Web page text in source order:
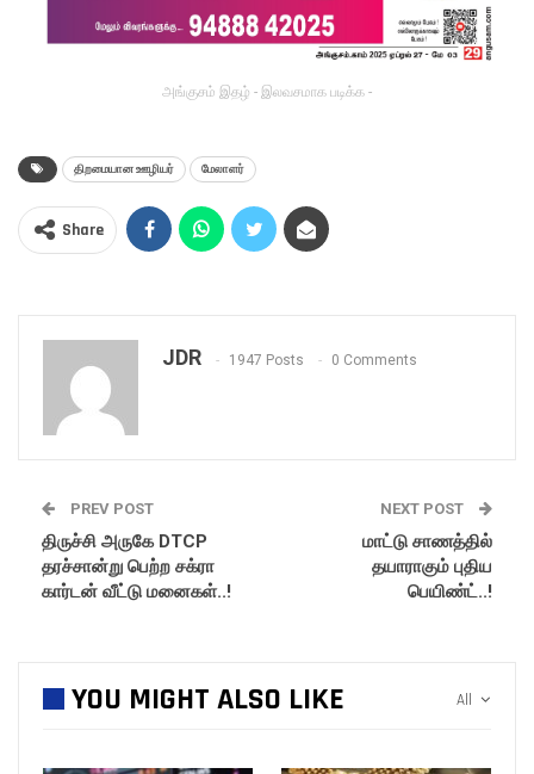
அங்குசம் இதழ் - இலவசமாக படிக்க -
திறமையான ஊழியர் மேலாளர்
Share
JDR 1947 Posts 0 Comments
PREV POST
திருச்சி அருகே DTCP
தரச்சான்று பெற்ற சக்ரா
கார்டன் வீட்டு மனைகள்..!
NEXT POST
மாட்டு சாணத்தில்
தயாராகும் புதிய
பெயிண்ட்..!
All
YOU MIGHT ALSO LIKE